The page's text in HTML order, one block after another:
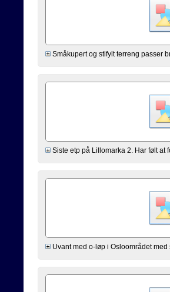
Småkupert og stifylt terreng passer
Siste etp på Lillomarka 2. Har følt
Uvant med o-løp i Osloområdet